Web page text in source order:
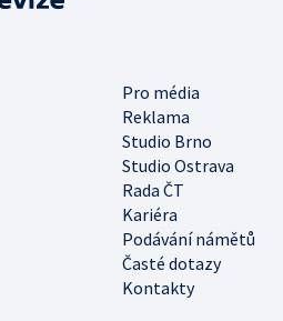
Pro média
Reklama
Studio Brno
Studio Ostrava
Rada ČT
Kariéra
Podávání námětů
Časté dotazy
Kontakty